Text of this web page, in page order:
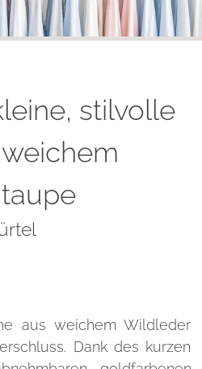
stilvolle
aus weichem Wildleder
Dank des kurzen